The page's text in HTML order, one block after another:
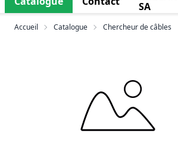
SA
Accueil Catalogue Chercheur de câbles